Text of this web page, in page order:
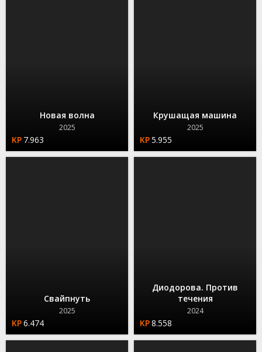
Новая волна
2025
7.963
Крушащая машина
2025
5.955
Свайпнуть
2025
6.474
Диодорова. Против
течения
2024
8.558